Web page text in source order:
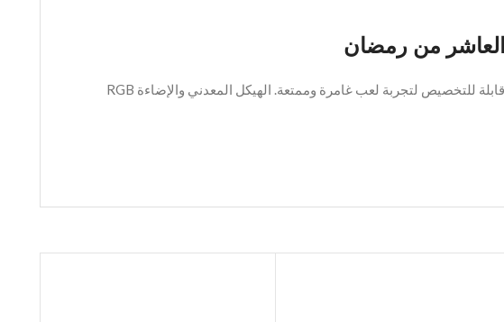
هذه اللوحة مثالية للاعبين من جميع المستويات في العاشر من رمضان الذين يبحثون عن لوحة مفاتيح متينة، سريعة الاستجابة، وقابلة للتخصيص لتجربة لعب غامرة وممتعة. الهيكل المعدني والإضاءة RGB